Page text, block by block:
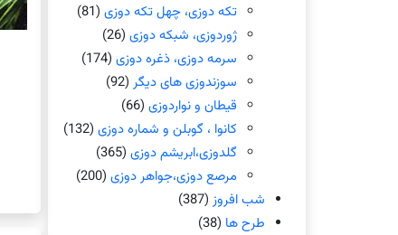
تکه دوزی، چهل تکه دوزی (81)
ژوردوزی، شبکه دوزی (26)
سرمه دوزی، ذغره دوزی (174)
سوزندوزی های دیگر (92)
قیطان و نواردوزی (66)
کانوا ، گوبلن و شماره دوزی (132)
گلدوزی،ابریشم دوزی (365)
مرصع دوزی،جواهر دوزی (200)
شب افروز (387)
طرح ها (38)